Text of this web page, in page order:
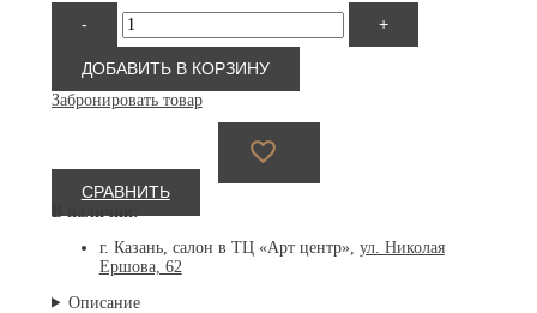
-
Количество
товара
Philipp
Plein
086M
579
+
ДОБАВИТЬ В КОРЗИНУ
Забронировать товар
СРАВНИТЬ
В наличии:
г. Казань, салон в ТЦ «Арт центр», ул. Николая
Ершова, 62
Описание